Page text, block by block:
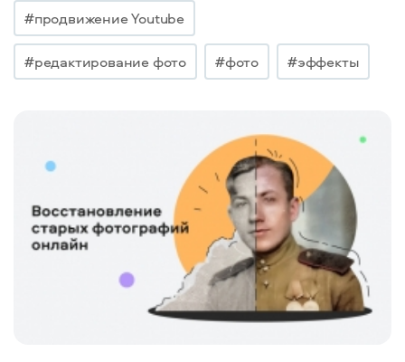
#продвижение Youtube
#редактирование фото #фото #эффекты